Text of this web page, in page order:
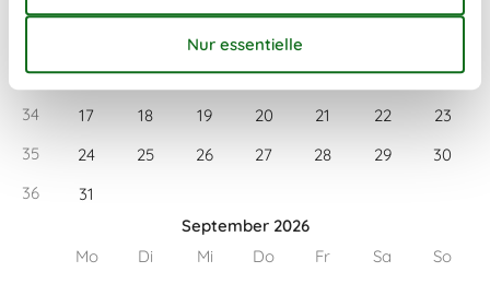
5 6
33
10 11 12 13 14 15
16
34
17 18 19 20 21 22
23
35
24 25 26 27 28 29
30
36
31
September 2026
Mo
Di Mi Do Fr Sa
So